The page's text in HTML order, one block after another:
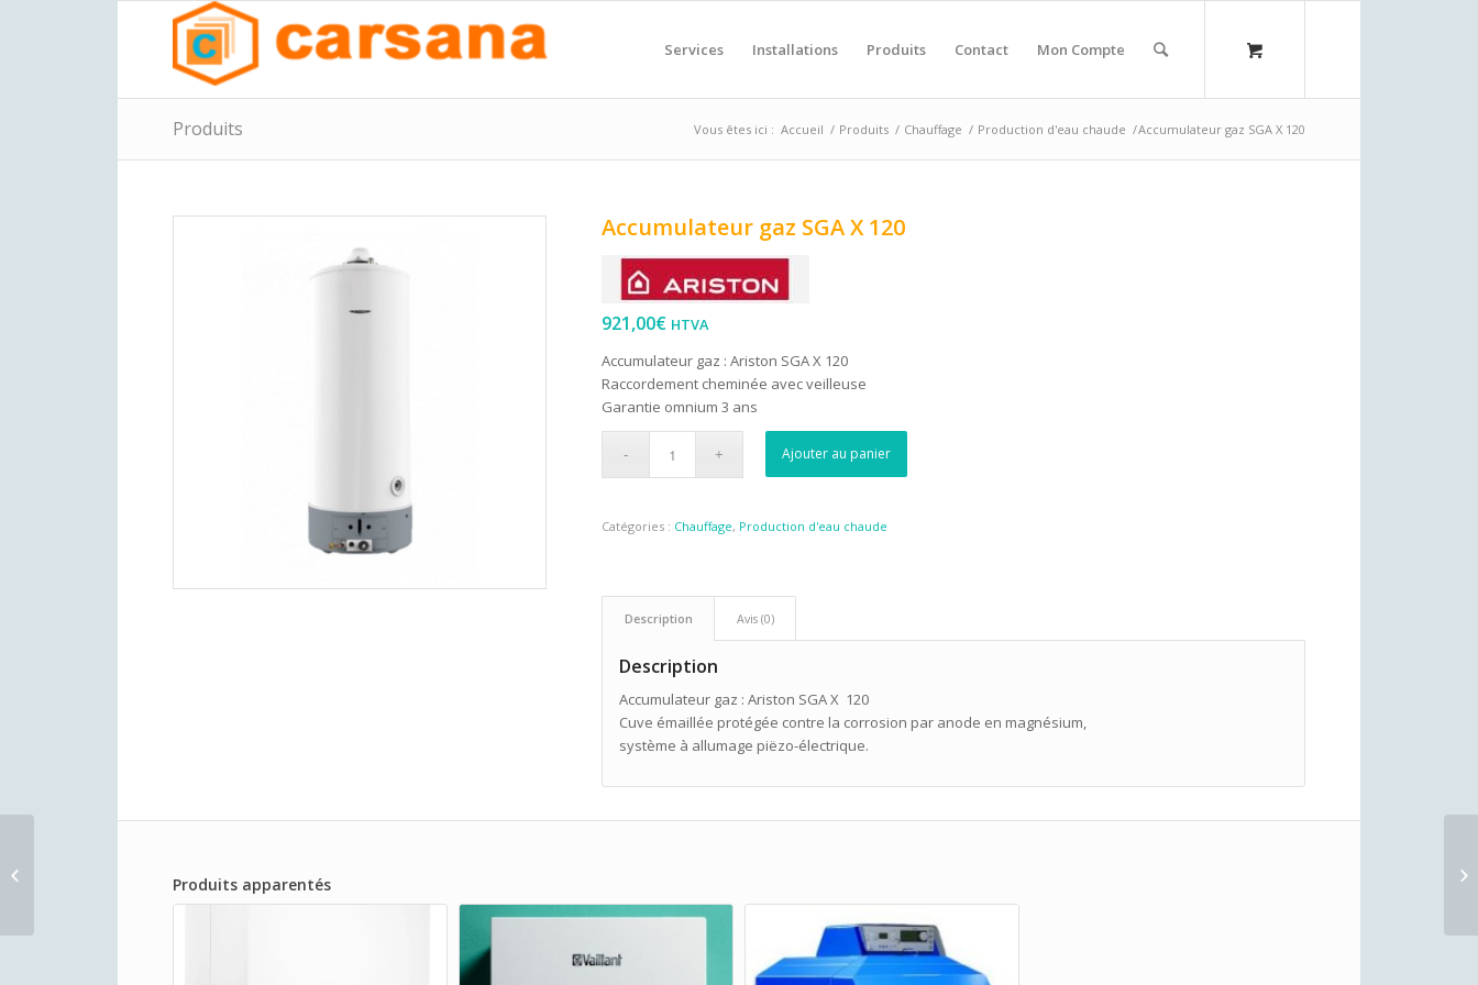
Services Installations Produits Contact Mon Compte
Produits Vous êtes ici : Accueil / Produits / Chauffage / Production d'eau chaude /Accumulateur gaz SGA X 120
Accumulateur gaz SGA X 120
921,00€ HTVA
Accumulateur gaz : Ariston SGA X 120
Raccordement cheminée avec veilleuse
Garantie omnium 3 ans
Ajouter au panier
Catégories : Chauffage, Production d'eau chaude
Description Avis (0)
Description
Accumulateur gaz : Ariston SGA X 120
Cuve émaillée protégée contre la corrosion par anode en magnésium,
système à allumage piëzo-électrique.
Produits apparentés
Cheminée & veilleuse